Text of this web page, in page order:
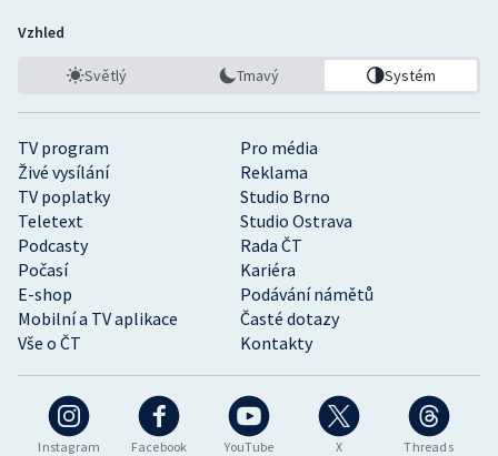
Instagram Facebook YouTube X Threads
TV program
Pro média
Živé vysílání
Reklama
TV poplatky
Studio Brno
Teletext
Studio Ostrava
Podcasty
Rada ČT
Počasí
Kariéra
E-shop
Podávání námětů
Mobilní a TV aplikace
Časté dotazy
Vše o ČT
Kontakty
Vzhled
Světlý Tmavý Systém